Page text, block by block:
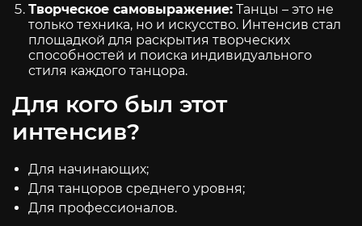
Творческое самовыражение: Танцы – это не
только техника, но и искусство. Интенсив стал
площадкой для раскрытия творческих
способностей и поиска индивидуального
стиля каждого танцора.
Для кого был этот
интенсив?
Для начинающих;
Для танцоров среднего уровня;
Для профессионалов.